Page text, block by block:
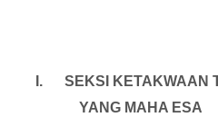
I.
SEKSI KETAKWAAN
YANG MAHA ESA